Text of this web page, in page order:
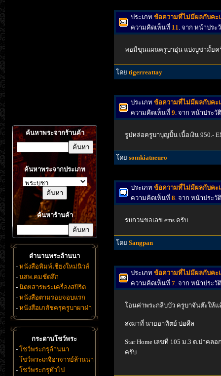
ค้นหาพระจากร้านค้า
ค้นหาพระจากประเภท
ค้นหาร้านค้า
ตำนานพระล้านนา
- หนังสือพิมพ์เชียงใหม่นิวส์
- นสพ.คมชัดลึก
- นิตยสารพระเครื่องสปิริต
- หนังสือตามรอยจอบแรก
- หนังสือเภสัชครุครูบาผาผ่า
กระดานโชว์พระ
- โชว์พระกรุล้านนา
- โชว์พระเกจิอาจารย์ล้านนา
- โชว์พระกรุทั่วไป
ประเภท ข้อความที่ไม่มีผลกับคะ
ความคิดเห็นที่ 11. จาก หน้าประ
พอมีขุนแผนครูบาอุ่น แบ่งบูชามั้ยค
โดย tigerreattay
ประเภท ข้อความที่ไม่มีผลกับคะ
ความคิดเห็นที่ 9. จาก หน้าประวั
รูปหล่อครูบาบุญปั้น เนื้อเงิน 950.-
โดย somkiatneuro
ประเภท ข้อความที่ไม่มีผลกับคะ
ความคิดเห็นที่ 8. จาก หน้าประวั
รบกวนขอเลข ems ครับ
โดย Sangpan
ประเภท ข้อความที่ไม่มีผลกับคะ
ความคิดเห็นที่ 7. จาก หน้าประวั
โอนค่าพระกลีบบัว ครูบาจันต๊ะให้แ
ส่งมาที่ นายอาทิตย์ บ่อศีล
Star Home เลขที่ 105 ม.3 ต.ป่าค
ครับ